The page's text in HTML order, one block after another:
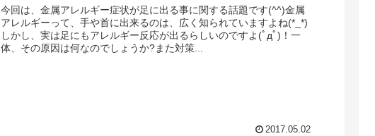
今回は、金属アレルギー症状が足に出る事に関する話題です(^^)金属
アレルギーって、手や首に出来るのは、広く知られていますよね(*_*)
しかし、実は足にもアレルギー反応が出るらしいのですよ(ﾟдﾟ)！一
体、その原因は何なのでしょうか?また対策...
2017.05.02